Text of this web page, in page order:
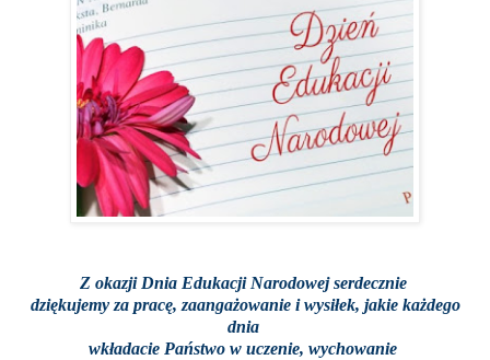
Z okazji Dnia Edukacji Narodowejserdecznie
dziękujemy za pracę, zaangażowanie i wysiłek, jakie każdego
dnia
wkładacie Państwo w uczenie, wychowanie